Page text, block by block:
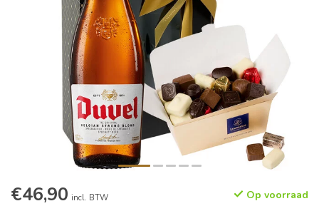
€46,90 incl. BTW Op voorraad